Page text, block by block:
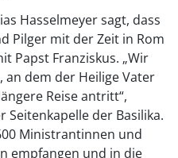
Hasselmeyer sagt, dass
Pilger mit der Zeit in Rom
Papst Franziskus. „Wir
an dem der Heilige Vater
Reise antritt“,
Seitenkapelle der Basilika.
Ministrantinnen und
empfangen und in die